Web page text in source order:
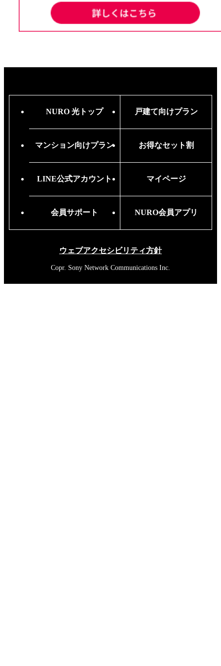
NURO 光トップ 戸建て向けプラン
マンション向けプラン お得なセット割
LINE公式アカウント マイページ
会員サポート NURO会員アプリ
ウェブアクセシビリティ方針
Copr. Sony Network Communications Inc.